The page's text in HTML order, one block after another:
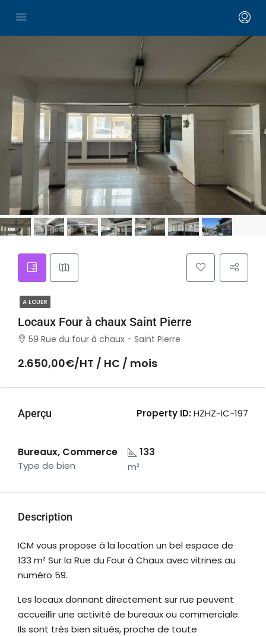
A LOUER
Locaux Four à chaux Saint Pierre
59 Rue du four à chaux - Saint Pierre
2.650,00€/HT / HC / mois
Aperçu Property ID:HZHZ-IC-197
Bureaux, Commerce
Type de bien
133
m²
Description
ICM vous propose à la location un bel espace de
133 m² Sur la Rue du Four à Chaux avec vitrines au
numéro 59.
Les locaux donnant directement sur rue peuvent
accueillir une activité de bureaux ou commerciale.
Ils sont très bien situés, proche de toute